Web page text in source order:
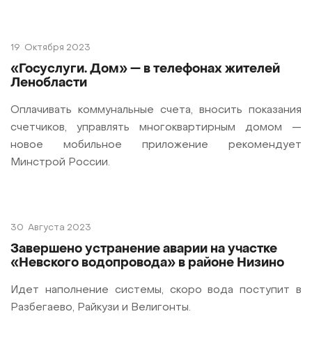
19 Октября 2023
«Госуслуги. Дом» — в телефонах жителей
Ленобласти
Оплачивать коммунальные счета, вносить показания
счетчиков, управлять многоквартирным домом —
новое мобильное приложение рекомендует
Минстрой России.
30 Августа 2023
Завершено устранение аварии на участке
«Невского водопровода» в районе Низино
Идет наполнение системы, скоро вода поступит в
Разбегаево, Райкузи и Велигонты.